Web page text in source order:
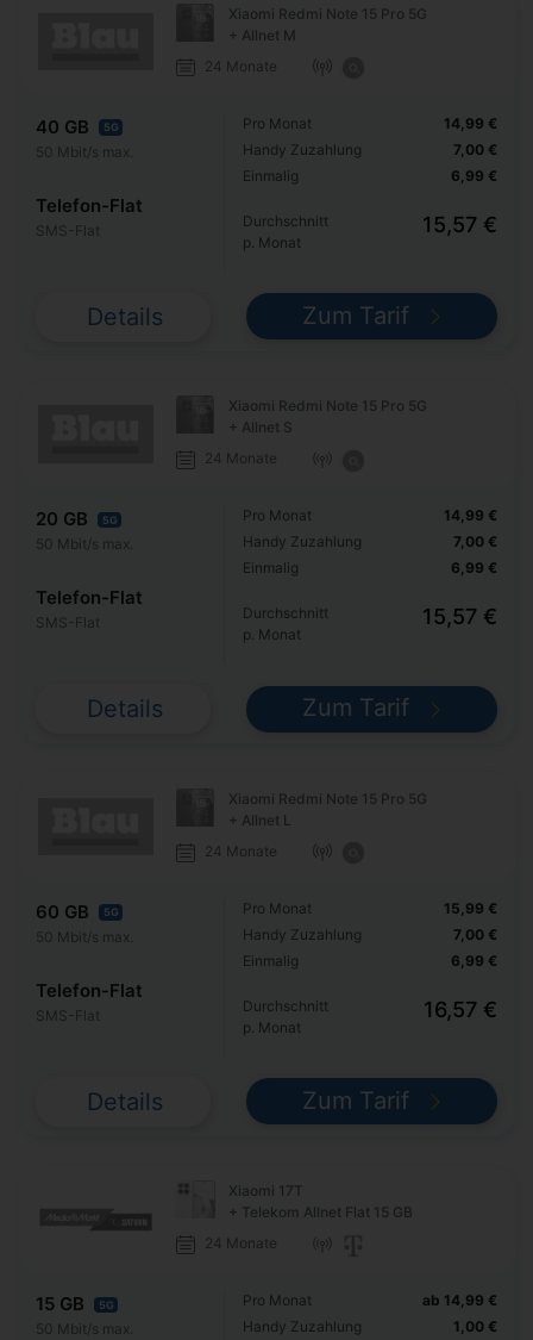
Xiaomi Redmi Note 15 Pro 5G
+ Allnet M
24 Monate
40 GB 5G
50 Mbit/s max.
Telefon-Flat
SMS-Flat
Pro Monat
Handy Zuzahlung
Einmalig
14,99 €
7,00 €
6,99 €
Durchschnitt
p. Monat
15,57 €
Details Zum Tarif
Xiaomi Redmi Note 15 Pro 5G
+ Allnet S
24 Monate
20 GB 5G
50 Mbit/s max.
Telefon-Flat
SMS-Flat
Pro Monat
Handy Zuzahlung
Einmalig
14,99 €
7,00 €
6,99 €
Durchschnitt
p. Monat
15,57 €
Details Zum Tarif
Xiaomi Redmi Note 15 Pro 5G
+ Allnet L
24 Monate
60 GB 5G
50 Mbit/s max.
Telefon-Flat
SMS-Flat
Pro Monat
Handy Zuzahlung
Einmalig
15,99 €
7,00 €
6,99 €
Durchschnitt
p. Monat
16,57 €
Details Zum Tarif
Xiaomi 17T
+ Telekom Allnet Flat 15 GB
24 Monate
15 GB 5G
50 Mbit/s max.
Pro Monat
Handy Zuzahlung
ab 14,99 €
1,00 €